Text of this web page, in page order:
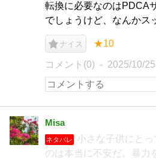
転換に必要なのはPDCA
でしょうけど、なんかス
ナイス ★10
コメント(0) 2025/10/25
Misa
ネタバレ
小さな子供にと
のは本当に不安だ。暴力